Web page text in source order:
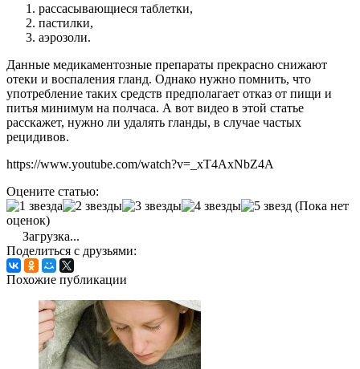
рассасывающиеся таблетки,
пастилки,
аэрозоли.
Данные медикаментозные препараты прекрасно снижают
отеки и воспаления гланд. Однако нужно помнить, что
употребление таких средств предполагает отказ от пищи и
питья минимум на полчаса. А вот видео в этой статье
расскажет, нужно ли удалять гланды, в случае частых
рецидивов.
https://www.youtube.com/watch?v=_xT4AxNbZ4A
Оцените статью:
(Пока нет
оценок)
Загрузка...
Поделиться с друзьями:
Похожие публикации